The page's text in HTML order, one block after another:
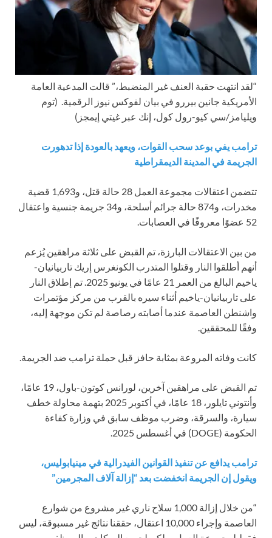
“لقد انتهت حقبة العنف غير المنضبط،” قالت المدعية العامة
الأمريكية جانين بيررو في بيان لفوكس نيوز الرقمية. (توم
ويليامز/سي كيو-رول كول، إنك عبر غيتي إيمجز)
ترامب يفي بوعد سحب القوات، ويعهد بالعودة إذا تدهورت
الجريمة في المدينة الديمقراطية
تتضمن اعتقالات مجموعة العمل 28 حالة قتل، و1,693 قضية
مخدرات، و874 حالة جرائم أسلحة، و34 جريمة جنسية واعتقال
52 عضوًا معروفًا في العصابات.
من بين الاعتقالات البارزة، تم القبض على ثلاثة مراهقين يُزعم
أنهم أطلقوا النار وقتلوا المتدرب الكونغرس إريك تاربيانيان-
ياخيم البالغ من العمر 21 عامًا في يونيو 2025. تم إطلاق النار
على تاربيانيان-ياخيم أثناء سيره بالقرب من مركز مؤتمرات
واشنطن العاصمة عندما أصابته رصاصة لم تكن موجهة إليه،
وفقًا للمحققين.
كانت وفاته المروعة بمثابة حافز قبل حملة ترامب ضد الجريمة.
تم القبض على مراهقين آخرين، لورانس كوتون-باول، 19 عامًا،
وأنتوني تايلور، 18 عامًا، في أكتوبر 2025 بتهمة محاولة خطف
سيارة، والسرقة، وضرب موظف سابق في وزارة كفاءة
الحكومة (DOGE) في أغسطس 2025.
ترامب يدافع عن تنفيذ القوانين الفيدرالية في مينيابوليس،
ويقول إن الجريمة انخفضت بعد “إزالة آلاف المجرمين”
“من خلال إزالة 1,000 سلاح ناري غير مشروع من شوارع
العاصمة وإجراء 10,000 اعتقال، حققنا نتائج غير مسبوقة، ليس